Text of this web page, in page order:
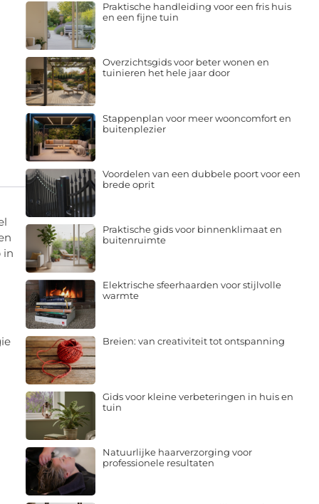
in
Praktische handleiding voor een fris huis
en een fijne tuin
Overzichtsgids voor beter wonen en
tuinieren het hele jaar door
Stappenplan voor meer wooncomfort en
buitenplezier
Voordelen van een dubbele poort voor een
brede oprit
Praktische gids voor binnenklimaat en
buitenruimte
Elektrische sfeerhaarden voor stijlvolle
warmte
Breien: van creativiteit tot ontspanning
Gids voor kleine verbeteringen in huis en
tuin
Natuurlijke haarverzorging voor
professionele resultaten